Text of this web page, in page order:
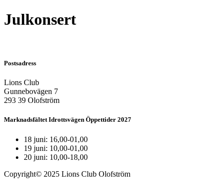
Julkonsert
Postsadress
Lions Club
Gunnebovägen 7
293 39 Olofström
Marknadsfältet Idrottsvägen Öppettider 2027
18 juni: 16,00-01,00
19 juni: 10,00-01,00
20 juni: 10,00-18,00
Copyright© 2025 Lions Club Olofström